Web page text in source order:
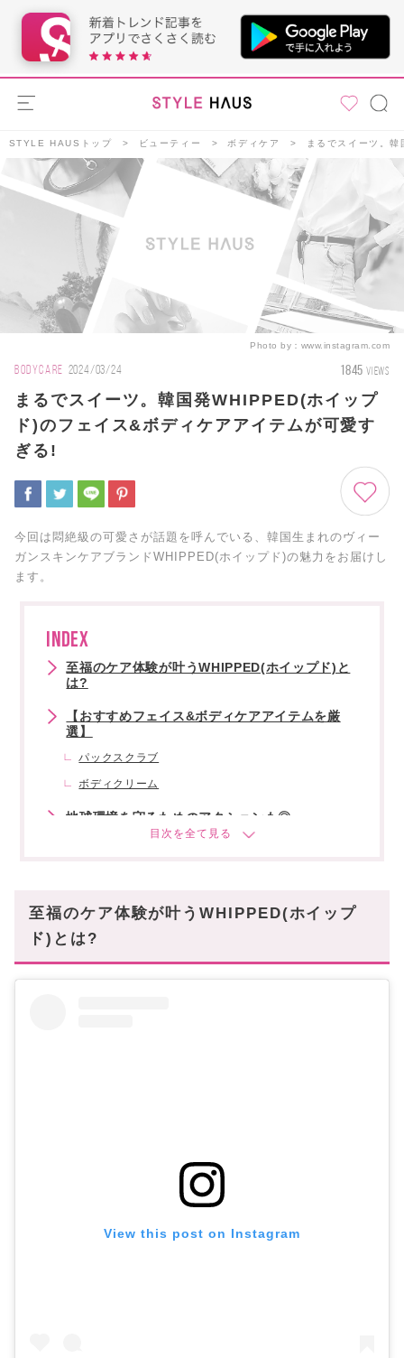
STYLE HAUSトップ ビューティー ボディケア まるでスイーツ。
Photo by： www.instagram.com
BODYCARE 2024/03/24 1845 VIEWS
まるでスイーツ。韓国発WHIPPED(ホイップ
ド)のフェイス&ボディケアアイテムが可愛す
ぎる!
今回は悶絶級の可愛さが話題を呼んでいる、韓国生まれのヴィー
ガンスキンケアブランドWHIPPED(ホイップド)の魅力をお届けし
ます。
INDEX
至福のケア体験が叶うWHIPPED(ホイップド)と
は?
【おすすめフェイス&ボディケアアイテムを厳
選】
パックスクラブ
ボディクリーム
地球環境を守るためのアクションも◎
至福のケア体験が叶うWHIPPED(ホイップ
ド)とは?
View this post on Instagram